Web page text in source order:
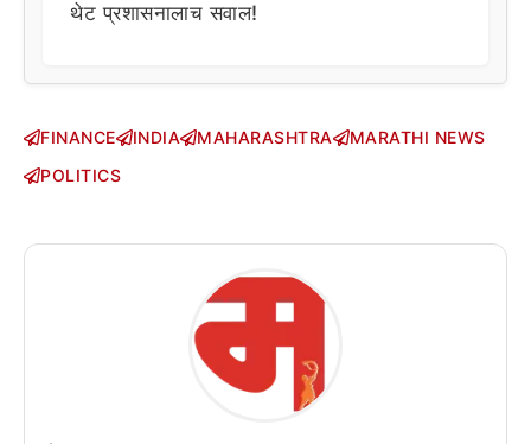
थेट प्रशासनालाच सवाल!
FINANCE INDIA MAHARASHTRA
MARATHI NEWS
POLITICS